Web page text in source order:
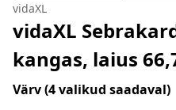
vidaXL
vidaXL
kangas, laius
Värv(4 valikud saadaval)